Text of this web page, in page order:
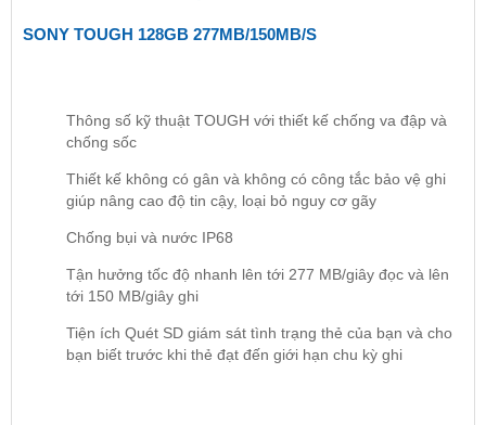
SONY TOUGH 128GB 277MB/150MB/S
Thông số kỹ thuật TOUGH với thiết kế chống va đập và
chống sốc
Thiết kế không có gân và không có công tắc bảo vệ ghi
giúp nâng cao độ tin cậy, loại bỏ nguy cơ gãy
Chống bụi và nước IP68
Tận hưởng tốc độ nhanh lên tới 277 MB/giây đọc và lên
tới 150 MB/giây ghi
Tiện ích Quét SD giám sát tình trạng thẻ của bạn và cho
bạn biết trước khi thẻ đạt đến giới hạn chu kỳ ghi